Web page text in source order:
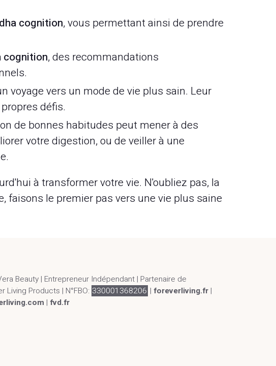
dha cognition, vous permettant ainsi de prendre
cognition, des recommandations
voyage vers un mode de vie plus sain. Leur
défis.
de bonnes habitudes peut mener à des
votre digestion, ou de veiller à une
à transformer votre vie. N'oubliez pas, la
faisons le premier pas vers une vie plus saine
Beauty | Entrepreneur Indépendant | Partenaire de
Living Products | N°FBO: 330001368206 | foreverliving.fr|
| fvd.fr